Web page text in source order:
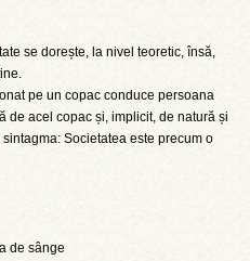
se dorește, la nivel teoretic, însă,
pe un copac conduce persoana
de acel copac și, implicit, de natură și
Societatea este precum o
de sânge